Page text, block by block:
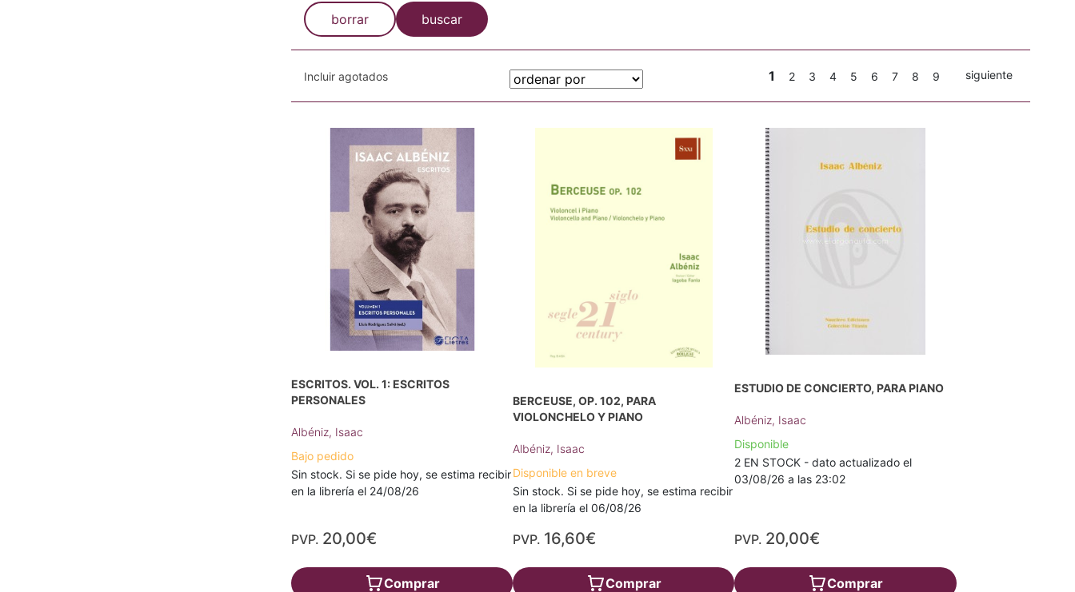
borrar buscar
Incluir agotados 1 2 3 4 5 6 7 8 9 siguiente
ESCRITOS. VOL. 1: ESCRITOS
PERSONALES
Albéniz, Isaac
Bajo pedido
Sin stock. Si se pide hoy, se estima recibir
en la librería el 24/08/26
PVP. 20,00€
Comprar
BERCEUSE, OP. 102, PARA
VIOLONCHELO Y PIANO
Albéniz, Isaac
Disponible en breve
Sin stock. Si se pide hoy, se estima recibir
en la librería el 06/08/26
PVP. 16,60€
Comprar
ESTUDIO DE CONCIERTO, PARA PIANO
Albéniz, Isaac
Disponible
2 EN STOCK - dato actualizado el
03/08/26 a las 23:02
PVP. 20,00€
Comprar